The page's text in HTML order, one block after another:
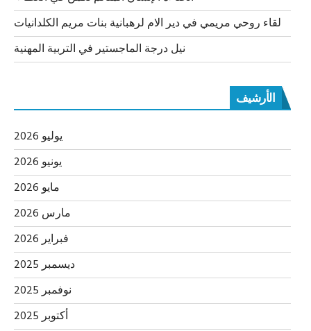
لقاء روحي مريمي في دير الام لرهبانية بنات مريم الكلدانيات
نيل درجة الماجستير في التربية المهنية
الأرشيف
يوليو 2026
يونيو 2026
مايو 2026
مارس 2026
فبراير 2026
ديسمبر 2025
نوفمبر 2025
أكتوبر 2025